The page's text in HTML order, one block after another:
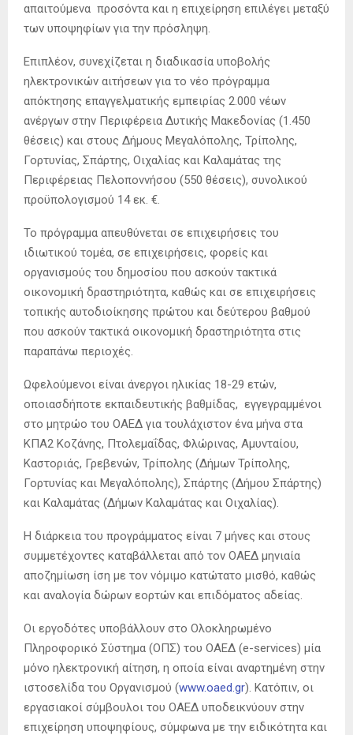
απαιτούμενα προσόντα και η επιχείρηση επιλέγει μεταξύ
των υποψηφίων για την πρόσληψη.
Επιπλέον, συνεχίζεται η διαδικασία υποβολής
ηλεκτρονικών αιτήσεων για το νέο πρόγραμμα
απόκτησης επαγγελματικής εμπειρίας 2.000 νέων
ανέργων στην Περιφέρεια Δυτικής Μακεδονίας (1.450
θέσεις) και στους Δήμους Μεγαλόπολης, Τρίπολης,
Γορτυνίας, Σπάρτης, Οιχαλίας και Καλαμάτας της
Περιφέρειας Πελοποννήσου (550 θέσεις), συνολικού
προϋπολογισμού 14 εκ. €.
Το πρόγραμμα απευθύνεται σε επιχειρήσεις του
ιδιωτικού τομέα, σε επιχειρήσεις, φορείς και
οργανισμούς του δημοσίου που ασκούν τακτικά
οικονομική δραστηριότητα, καθώς και σε επιχειρήσεις
τοπικής αυτοδιοίκησης πρώτου και δεύτερου βαθμού
που ασκούν τακτικά οικονομική δραστηριότητα στις
παραπάνω περιοχές.
Ωφελούμενοι είναι άνεργοι ηλικίας 18-29 ετών,
οποιασδήποτε εκπαιδευτικής βαθμίδας, εγγεγραμμένοι
στο μητρώο του ΟΑΕΔ για τουλάχιστον ένα μήνα στα
ΚΠΑ2 Κοζάνης, Πτολεμαΐδας, Φλώρινας, Αμυνταίου,
Καστοριάς, Γρεβενών, Τρίπολης (Δήμων Τρίπολης,
Γορτυνίας και Μεγαλόπολης), Σπάρτης (Δήμου Σπάρτης)
και Καλαμάτας (Δήμων Καλαμάτας και Οιχαλίας).
Η διάρκεια του προγράμματος είναι 7 μήνες και στους
συμμετέχοντες καταβάλλεται από τον ΟΑΕΔ μηνιαία
αποζημίωση ίση με τον νόμιμο κατώτατο μισθό, καθώς
και αναλογία δώρων εορτών και επιδόματος αδείας.
Οι εργοδότες υποβάλλουν στο Ολοκληρωμένο
Πληροφορικό Σύστημα (ΟΠΣ) του ΟΑΕΔ (e-services) μία
μόνο ηλεκτρονική αίτηση, η οποία είναι αναρτημένη στην
ιστοσελίδα του Οργανισμού (www.oaed.gr). Κατόπιν, οι
εργασιακοί σύμβουλοι του ΟΑΕΔ υποδεικνύουν στην
επιχείρηση υποψηφίους, σύμφωνα με την ειδικότητα και